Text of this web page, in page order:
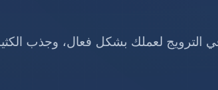
الترويج لعملك بشكل فعال، وجذب